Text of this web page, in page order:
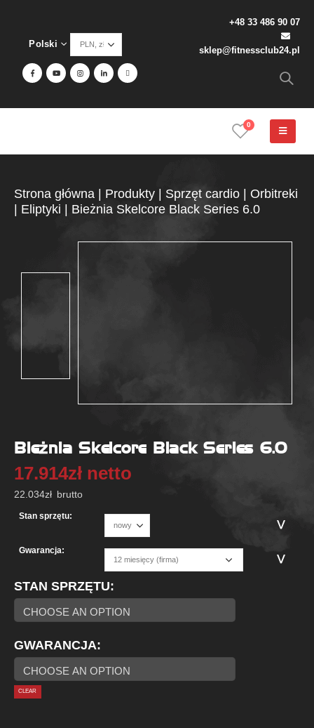
Polski
+48 33 486 90 07
sklep@fitnessclub24.pl
0
Strona główna Produkty Sprzęt cardio
Orbitreki
Eliptyki Bieżnia Skelcore Black Series 6.0
Bieżnia Skelcore Black Series 6.0
17.914zł netto
22.034zł brutto
Stan sprzętu:
Gwarancja:
STAN SPRZĘTU
GWARANCJA
CLEAR